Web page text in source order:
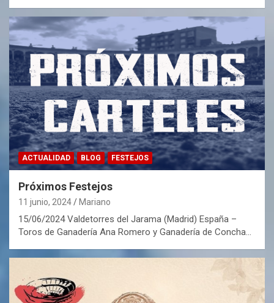
ACTUALIDAD BLOG FESTEJOS
Próximos Festejos
11 junio, 2024 Mariano
15/06/2024 Valdetorres del Jarama (Madrid) España –
Toros de Ganadería Ana Romero y Ganadería de Concha…